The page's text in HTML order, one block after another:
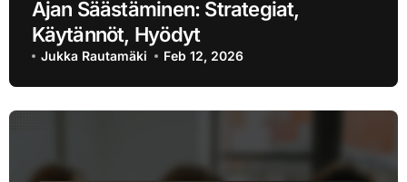
Ajan Säästäminen: Strategiat,
Käytännöt, Hyödyt
Jukka Rautamäki Feb 12, 2026